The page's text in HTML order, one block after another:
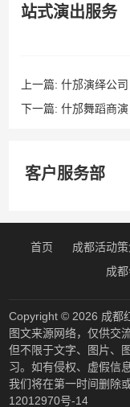
站式演出服务
上一篇: 什邡演绎公
下一篇: 什邡舞蹈商
客户服务部
首页 成都活动策
成
Copyright © 2026 成都
图文来源网络，仅供交
但不限于文字、图片、
习。如有侵权、虚假信
我们将在第一时间删除
12012970号-14